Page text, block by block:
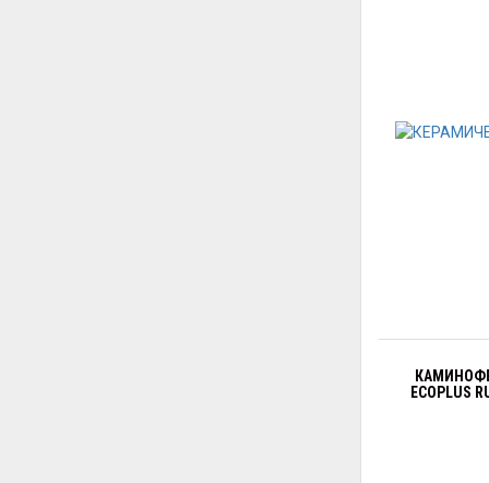
ECOPLUS